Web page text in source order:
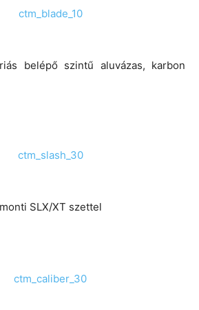
belépő szintű aluvázas, karbon
SLX/XT szettel